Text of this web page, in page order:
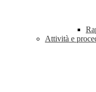
Attività e